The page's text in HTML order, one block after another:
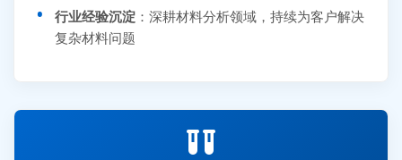
行业经验沉淀 ：深耕材料分析领域，持续为客户解决
复杂材料问题